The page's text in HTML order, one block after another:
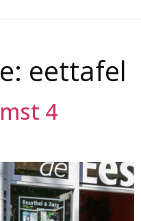
eettafel
4